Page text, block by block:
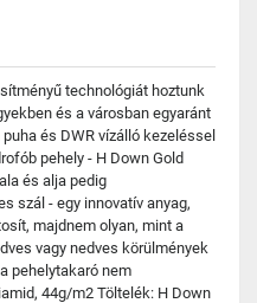
technológiát hoztunk
és a városban egyaránt
és DWR vízálló kezeléssel
pehely - H Down Gold
és alja pedig
szál - egy innovatív anyag,
majdnem olyan, mint a
vagy nedves körülmények
pehelytakaró nem
44g/m2 Töltelék: H Down